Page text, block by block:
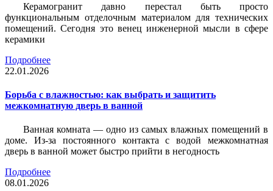
Керамогранит давно перестал быть просто
функциональным отделочным материалом для технических
помещений. Сегодня это венец инженерной мысли в сфере
керамики
Подробнее
22.01.2026
Борьба с влажностью: как выбрать и защитить
межкомнатную дверь в ванной
Ванная комната — одно из самых влажных помещений в
доме. Из-за постоянного контакта с водой межкомнатная
дверь в ванной может быстро прийти в негодность
Подробнее
08.01.2026